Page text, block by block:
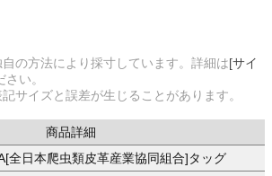
の方法により採寸しています。詳細は[サイ
い。
サイズと誤差が生じることがあります。
商品詳細
全日本爬虫類皮革産業協同組合]タッグ